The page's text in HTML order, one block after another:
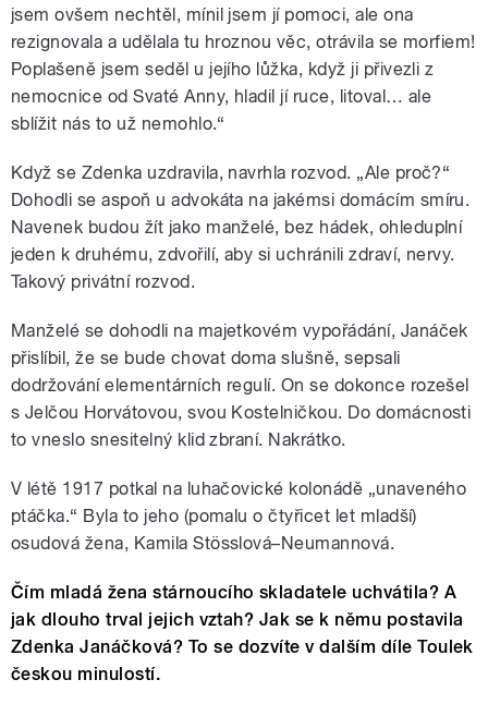
jsem ovšem nechtěl, mínil jsem jí pomoci, ale ona
rezignovala a udělala tu hroznou věc, otrávila se morfiem!
Poplašeně jsem seděl u jejího lůžka, když ji přivezli z
nemocnice od Svaté Anny, hladil jí ruce, litoval… ale
sblížit nás to už nemohlo.“
Když se Zdenka uzdravila, navrhla rozvod. „Ale proč?“
Dohodli se aspoň u advokáta na jakémsi domácím smíru.
Navenek budou žít jako manželé, bez hádek, ohleduplní
jeden k druhému, zdvořilí, aby si uchránili zdraví, nervy.
Takový privátní rozvod.
Manželé se dohodli na majetkovém vypořádání, Janáček
přislíbil, že se bude chovat doma slušně, sepsali
dodržování elementárních regulí. On se dokonce rozešel
s Jelčou Horvátovou, svou Kostelničkou. Do domácnosti
to vneslo snesitelný klid zbraní. Nakrátko.
V létě 1917 potkal na luhačovické kolonádě „unaveného
ptáčka.“ Byla to jeho (pomalu o čtyřicet let mladší)
osudová žena, Kamila Stösslová–Neumannová.
Čím mladá žena stárnoucího skladatele uchvátila? A
jak dlouho trval jejich vztah? Jak se k němu postavila
Zdenka Janáčková? To se dozvíte v dalším díle Toulek
českou minulostí.